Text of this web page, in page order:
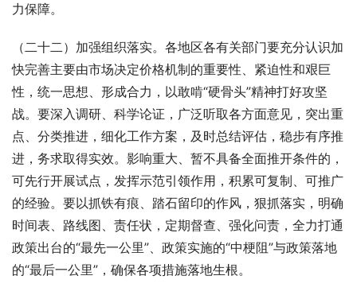
力保障。
（二十二）加强组织落实。各地区各有关部门要充分认识加
快完善主要由市场决定价格机制的重要性、紧迫性和艰巨
性，统一思想、形成合力，以敢啃“硬骨头”精神打好攻坚
战。要深入调研、科学论证，广泛听取各方面意见，突出重
点、分类推进，细化工作方案，及时总结评估，稳步有序推
进，务求取得实效。影响重大、暂不具备全面推开条件的，
可先行开展试点，发挥示范引领作用，积累可复制、可推广
的经验。要以抓铁有痕、踏石留印的作风，狠抓落实，明确
时间表、路线图、责任状，定期督查、强化问责，全力打通
政策出台的“最先一公里”、政策实施的“中梗阻”与政策落地
的“最后一公里”，确保各项措施落地生根。